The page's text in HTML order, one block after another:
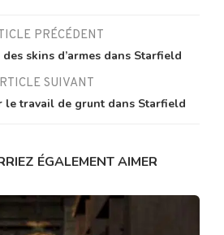
PRÉCÉDENT
skins d’armes dans Starfield
SUIVANT
le travail de grunt dans Starfield
ÉGALEMENT AIMER